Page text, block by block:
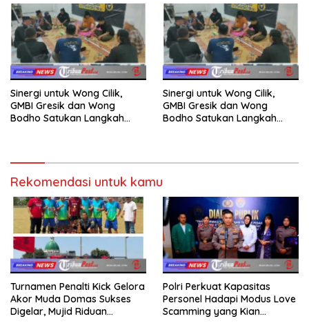
Sinergi untuk Wong Cilik,
GMBI Gresik dan Wong
Bodho Satukan Langkah
Sinergi untuk Wong Cilik,
GMBI Gresik dan Wong
Bodho Satukan Langkah
Rekomendasi untuk kamu
Turnamen Penalti Kick Gelora
Akor Muda Domas Sukses
Digelar, Mujid Riduan
Polri Perkuat Kapasitas
Personel Hadapi Modus Love
Scamming yang Kian